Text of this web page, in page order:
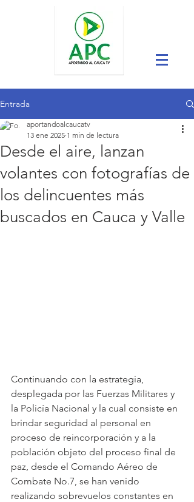
Entrada
Desde el aire, lanzan
volantes con fotografías de
los delincuentes más
buscados en Cauca y Valle
aportandoalcaucatv
13 ene 2025 1 min de lectura
Continuando con la estrategia,
desplegada por las Fuerzas Militares y
la Policía Nacional y la cual consiste en
brindar seguridad al personal en
proceso de reincorporación y a la
población objeto del proceso final de
paz, desde el Comando Aéreo de
Combate No.7, se han venido
realizando sobrevuelos constantes en